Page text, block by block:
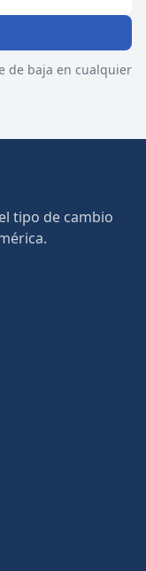
de baja en cualquier
tipo de cambio